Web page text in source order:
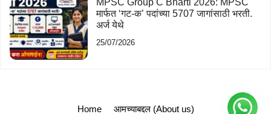
मार्फत ‘गट-क’ पदांच्या 5707 जागांसाठी भरती.
अर्ज येथे
25/07/2026
Home आमच्याबद्दल (About us)